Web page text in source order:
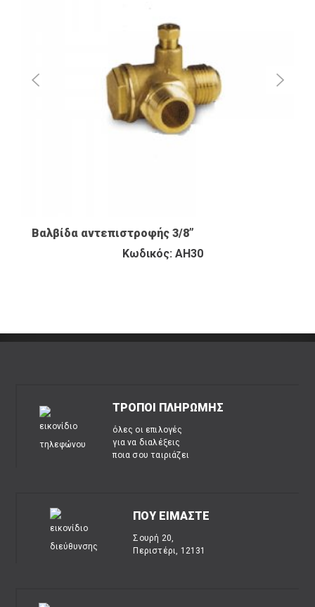
Βαλβίδα αντεπιστροφής 3/8”
Κωδικός: AH30
ΤΡΟΠΟΙ ΠΛΗΡΩΜΗΣ
όλες οι επιλογές
για να διαλέξεις
ποια σου ταιριάζει
ΠΟΥ ΕΙΜΑΣΤΕ
Σουρή 20,
Περιστέρι, 12131